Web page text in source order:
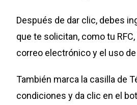
Después de dar clic, debes
que te solicitan, como tu
correo electrónico y el uso de
También marca la casilla de
condiciones y da clic en el